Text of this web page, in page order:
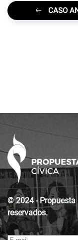
CASO
© 2024 - Propuesta
reservados.